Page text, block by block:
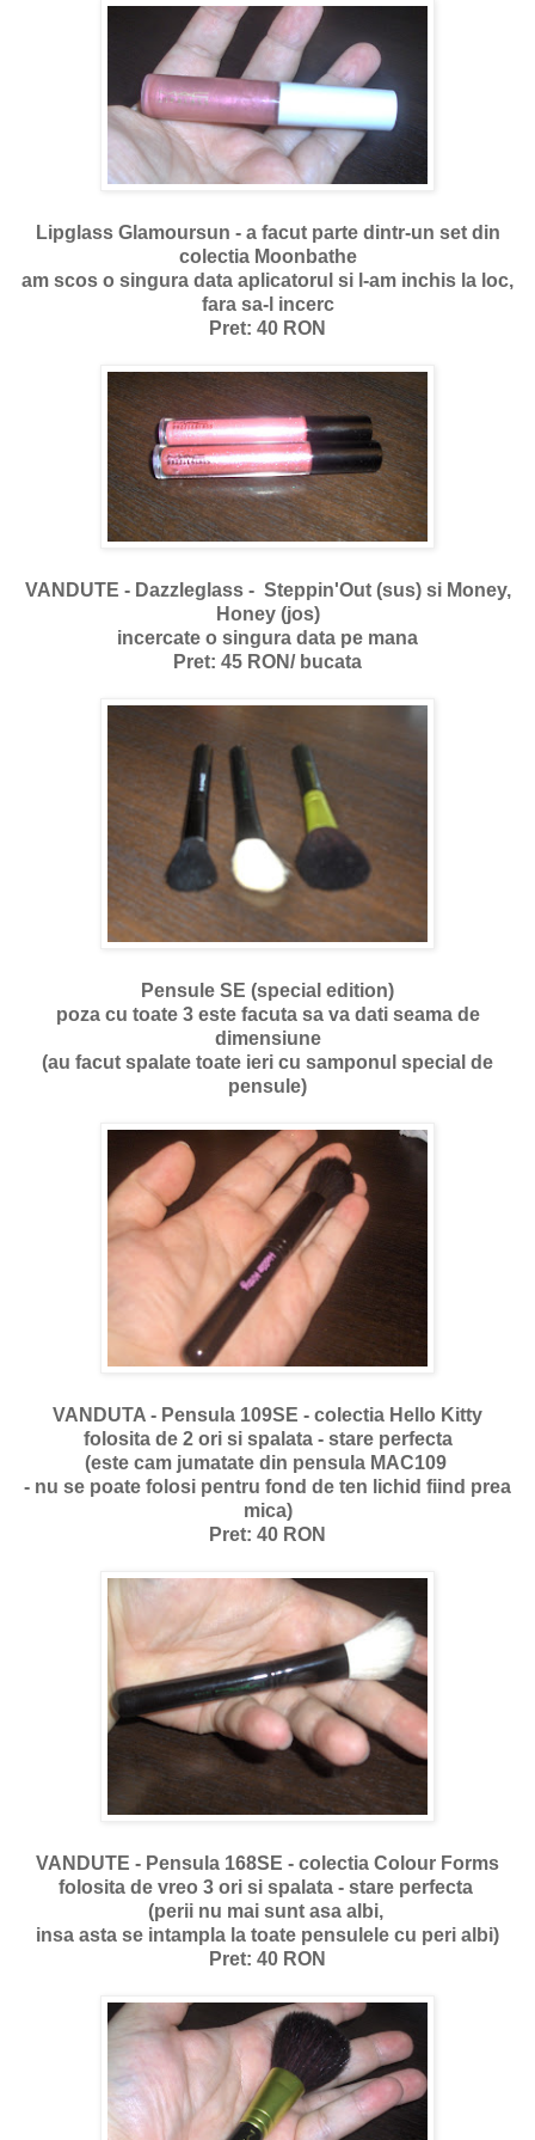
Lipglass Glamoursun - a facut parte dintr-un set din
colectia Moonbathe
am scos o singura data aplicatorul si l-am inchis la loc,
fara sa-l incerc
Pret: 40 RON
VANDUTE - Dazzleglass - Steppin'Out (sus) si Money,
Honey (jos)
incercate o singura data pe mana
Pret: 45 RON/ bucata
Pensule SE (special edition)
poza cu toate 3 este facuta sa va dati seama de
dimensiune
(au facut spalate toate ieri cu samponul special de
pensule)
VANDUTA - Pensula 109SE - colectia Hello Kitty
folosita de 2 ori si spalata - stare perfecta
(este cam jumatate din pensula MAC109
- nu se poate folosi pentru fond de ten lichid fiind prea
mica)
Pret: 40 RON
VANDUTE - Pensula 168SE - colectia Colour Forms
folosita de vreo 3 ori si spalata - stare perfecta
(perii nu mai sunt asa albi,
insa asta se intampla la toate pensulele cu peri albi)
Pret: 40 RON